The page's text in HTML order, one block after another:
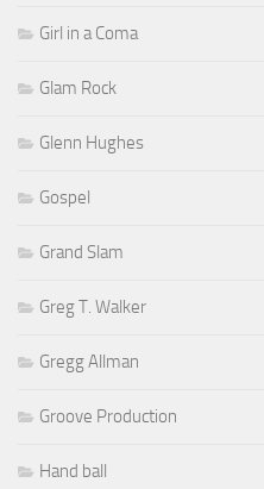
Girl in a Coma
Glam Rock
Glenn Hughes
Gospel
Grand Slam
Greg T. Walker
Gregg Allman
Groove Production
Hand ball